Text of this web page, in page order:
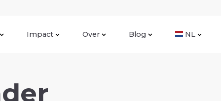
Impact Over Blog NL